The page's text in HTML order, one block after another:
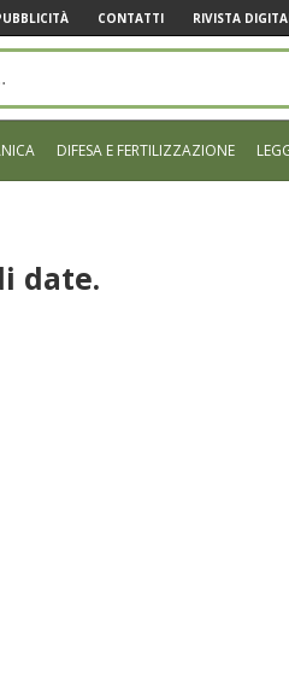
CONTATTI RIVISTA
DIFESA E FERTILIZZAZIONE
date.